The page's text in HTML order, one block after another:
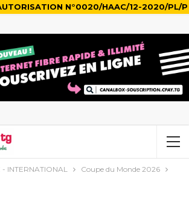
N°0020/HAAC/12-2020/PL/P
- INTERNATIONAL Coupe du Monde 2026